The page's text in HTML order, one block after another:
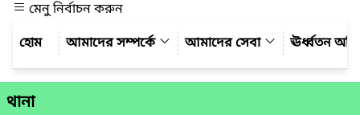
মেনু নির্বাচন করুন
আমাদের সম্পর্কে
আমাদের সেবা ঊর্ধ্বতন
থানা